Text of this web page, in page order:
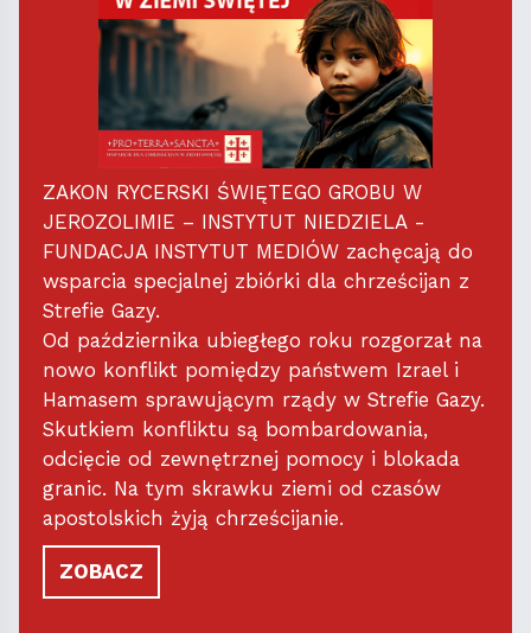
ZAKON RYCERSKI ŚWIĘTEGO GROBU W
JEROZOLIMIE – INSTYTUT NIEDZIELA -
FUNDACJA INSTYTUT MEDIÓW zachęcają do
wsparcia specjalnej zbiórki dla chrześcijan z
Strefie Gazy.
Od października ubiegłego roku rozgorzał na
nowo konflikt pomiędzy państwem Izrael i
Hamasem sprawującym rządy w Strefie Gazy.
Skutkiem konfliktu są bombardowania,
odcięcie od zewnętrznej pomocy i blokada
granic. Na tym skrawku ziemi od czasów
apostolskich żyją chrześcijanie.
ZOBACZ